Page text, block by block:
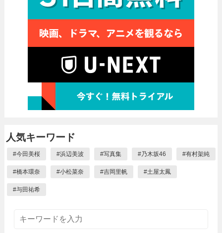
人気キーワード
#今田美桜 #浜辺美波 #写真集 #乃木坂46 #有村架純
#橋本環奈 #小松菜奈 #吉岡里帆 #土屋太鳳
#与田祐希